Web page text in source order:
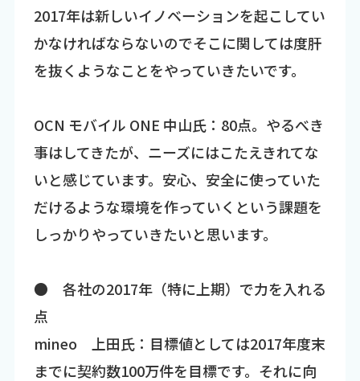
2017年は新しいイノベーションを起こしてい
かなければならないのでそこに関しては度肝
を抜くようなことをやっていきたいです。
OCN モバイル ONE 中山氏：80点。やるべき
事はしてきたが、ニーズにはこたえきれてな
いと感じています。安心、安全に使っていた
だけるような環境を作っていくという課題を
しっかりやっていきたいと思います。
● 各社の2017年（特に上期）で力を入れる
点
mineo 上田氏：目標値としては2017年度末
までに契約数100万件を目標です。それに向